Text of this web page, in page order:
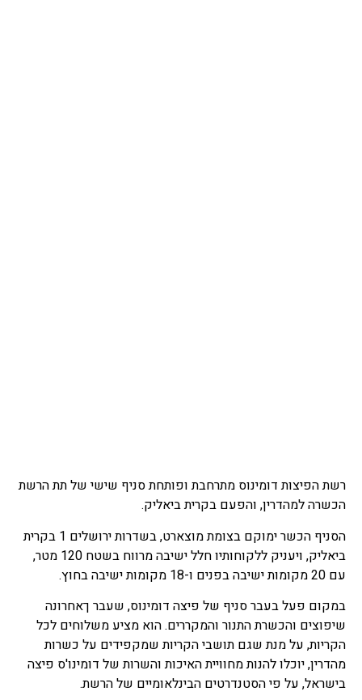
רשת הפיצות דומינוס מתרחבת ופותחת סניף שישי של תת הרשת
הכשרה למהדרין, והפעם בקרית ביאליק.
הסניף הכשר ימוקם בצומת מוצארט, בשדרות ירושלים 1 בקרית
ביאליק, ויעניק ללקוחותיו חלל ישיבה מרווח בשטח 120 מטר,
עם 20 מקומות ישיבה בפנים ו-18 מקומות ישיבה בחוץ.
במקום פעל בעבר סניף של פיצה דומינוס, שעבר ךאחרונה
שיפוצים והכשרת התנור והמקררים. הוא מציע משלוחים לכל
הקריות, על מנת שגם תושבי הקריות שמקפידים על כשרות
מהדרין, יוכלו להנות מחוויית האיכות והשרות של דומינו'ס פיצה
בישראל, על פי הסטנדרטים הבינלאומיים של הרשת.